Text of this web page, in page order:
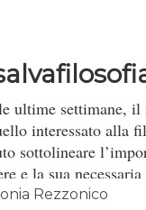
ultime settimane, il
interessato alla
sottolineare
e la sua
delle scuole e
Rezzonico